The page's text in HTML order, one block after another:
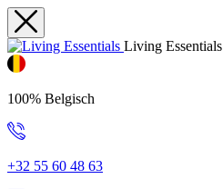
Living Essentials
100% Belgisch
+32 55 60 48 63